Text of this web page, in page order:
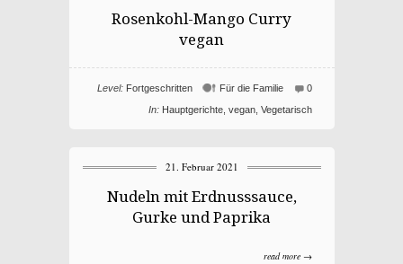
Rosenkohl-Mango Curry
vegan
0
Für die Familie
Level: Fortgeschritten
In: Hauptgerichte, vegan, Vegetarisch
21. Februar 2021
Nudeln mit Erdnusssauce,
Gurke und Paprika
read more →